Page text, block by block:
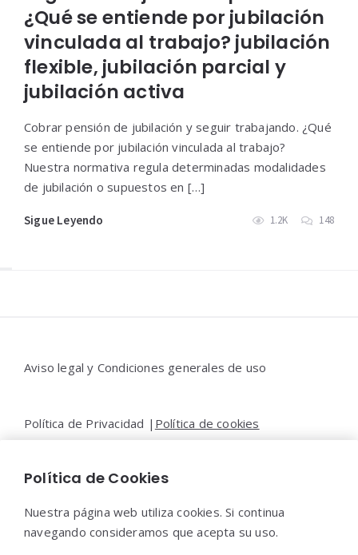
¿Qué se entiende por jubilación
vinculada al trabajo? jubilación
flexible, jubilación parcial y
jubilación activa
Cobrar pensión de jubilación y seguir trabajando. ¿Qué
se entiende por jubilación vinculada al trabajo?
Nuestra normativa regula determinadas modalidades
de jubilación o supuestos en […]
Sigue Leyendo 1.2K 148
Aviso legal y Condiciones generales de uso
Política de Privacidad | Política de cookies
Contacto |Moya&Emery
Política de Cookies
Nuestra página web utiliza cookies. Si continua
navegando consideramos que acepta su uso.